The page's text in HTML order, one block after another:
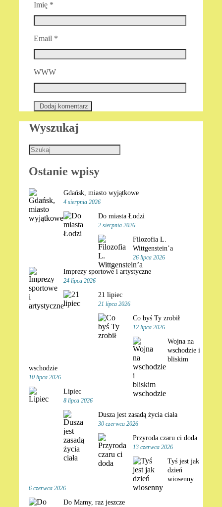
Imię *
Email *
WWW
Wyszukaj
Ostanie wpisy
Gdańsk, miasto wyjątkowe
4 sierpnia 2026
Do miasta Łodzi
2 sierpnia 2026
Filozofia L.
Wittgenstein’a
26 lipca 2026
Imprezy sportowe i artystyczne
24 lipca 2026
21 lipiec
21 lipca 2026
Co byś Ty zrobił
12 lipca 2026
Wojna na
wschodzie i
bliskim
wschodzie
10 lipca 2026
Lipiec
8 lipca 2026
Dusza jest zasadą życia ciała
30 czerwca 2026
Przyroda czaru ci doda
13 czerwca 2026
Tyś jest jak
dzień
wiosenny
6 czerwca 2026
Do Mamy, raz jeszcze